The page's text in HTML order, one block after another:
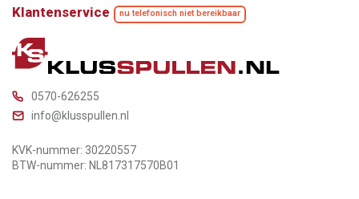
Klantenservice nu telefonisch niet bereikbaar
0570-626255
info@klusspullen.nl
KVK-nummer: 30220557
BTW-nummer: NL817317570B01